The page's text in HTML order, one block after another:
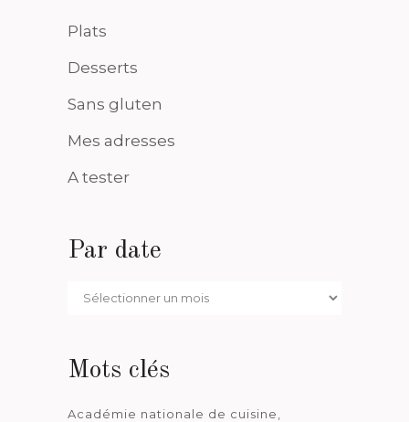
Plats
Desserts
Sans gluten
Mes adresses
A tester
Par date
Par
Mots clés
Académie nationale de cuisine